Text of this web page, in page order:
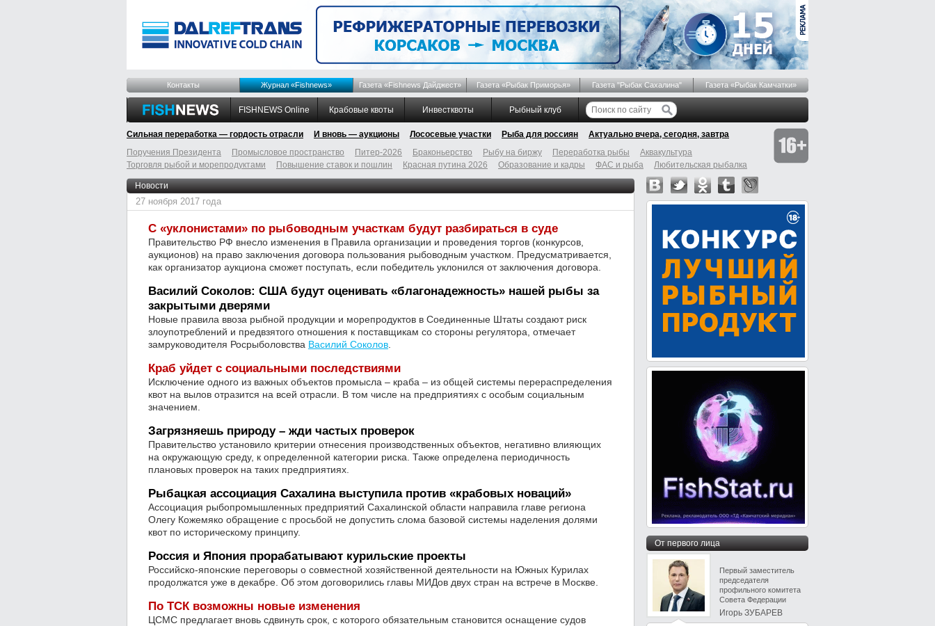
Контакты Журнал «Fishnews» Газета «Fishnews Дайджест» Газета «Рыбак Приморья» Газета "Рыбак Сахалина" Газета «Рыбак Камчатки»
FISHNEWS Online Крабовые квоты Инвестквоты Рыбный клуб
Сильная переработка — гордость отрасли И вновь — аукционы Лососевые участки Рыба для россиян
Актуально вчера, сегодня, завтра
Поручения Президента
Промысловое пространство Питер-2026 Браконьерство Рыбу на биржу Переработка рыбы
Аквакультура
Торговля рыбой и морепродуктами
Повышение ставок и пошлин Красная путина 2026 Образование и кадры ФАС и рыба Любительская рыбалка
Новости
27 ноября 2017 года
С «уклонистами» по рыбоводным участкам будут разбираться в суде
Правительство РФ внесло изменения в Правила организации и проведения торгов (конкурсов,
аукционов) на право заключения договора пользования рыбоводным участком. Предусматривается,
как организатор аукциона сможет поступать, если победитель уклонился от заключения договора.
Василий Соколов: США будут оценивать «благонадежность» нашей рыбы за
закрытыми дверями
Новые правила ввоза рыбной продукции и морепродуктов в Соединенные Штаты создают риск
злоупотреблений и предвзятого отношения к поставщикам со стороны регулятора, отмечает
замруководителя Росрыболовства Василий Соколов
Краб уйдет с социальными последствиями
Исключение одного из важных объектов промысла – краба – из общей системы перераспределения
квот на вылов отразится на всей отрасли. В том числе на предприятиях с особым социальным
значением.
Загрязняешь природу – жди частых проверок
Правительство установило критерии отнесения производственных объектов, негативно влияющих
на окружающую среду, к определенной категории риска. Также определена периодичность
плановых проверок на таких предприятиях.
Рыбацкая ассоциация Сахалина выступила против «крабовых новаций»
Ассоциация рыбопромышленных предприятий Сахалинской области направила главе региона
Олегу Кожемяко обращение с просьбой не допустить слома базовой системы наделения долями
квот по историческому принципу.
Россия и Япония прорабатывают курильские проекты
Российско-японские переговоры о совместной хозяйственной деятельности на Южных Курилах
продолжатся уже в декабре. Об этом договорились главы МИДов двух стран на встрече в Москве.
По ТСК возможны новые изменения
ЦСМС предлагает вновь сдвинуть срок, с которого обязательным становится оснащение судов
От первого лица
Первый заместитель
председателя
профильного комитета
Совета Федерации
Игорь ЗУБАРЕВ